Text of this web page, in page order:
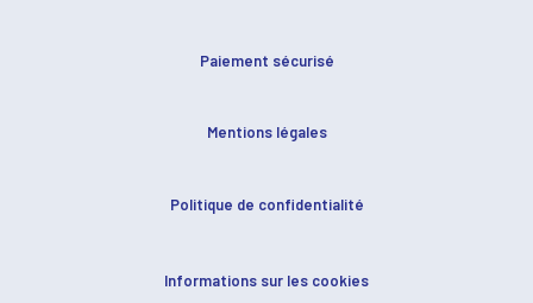
Paiement sécurisé
Mentions légales
Politique de confidentialité
Informations sur les cookies